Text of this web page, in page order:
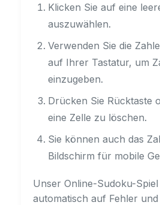
Klicken Sie auf eine
auszuwählen.
Verwenden Sie die
auf Ihrer Tastatur, um
einzugeben.
Drücken Sie Rücktaste
eine Zelle zu löschen.
Sie können auch das
Bildschirm für mobile
Unser Online-Sudoku-
automatisch auf Fehler